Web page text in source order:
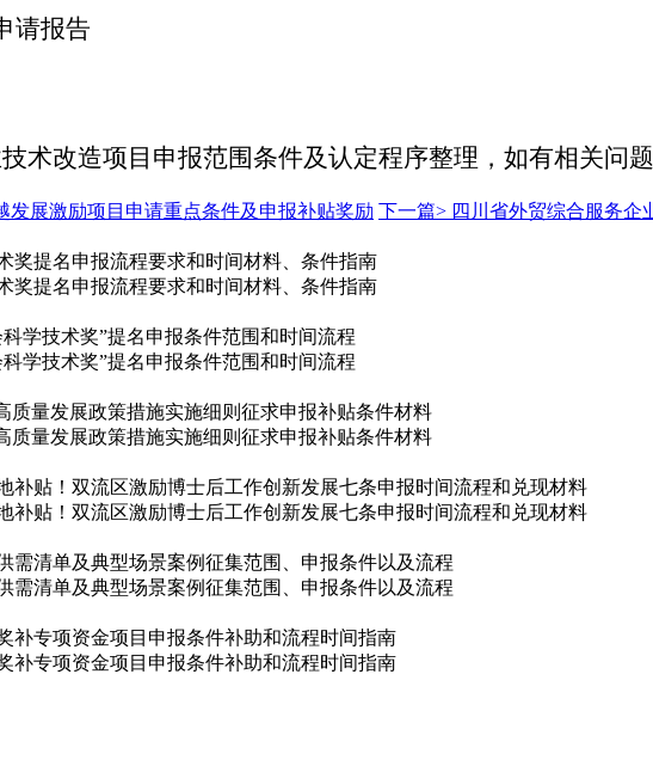
请报告
术改造项目申报范围条件及认定程序整理，如有相关问
发展激励项目申请重点条件及申报补贴奖励 下一篇> 四川省外贸综合服务企
奖提名申报流程要求和时间材料、条件指南
奖提名申报流程要求和时间材料、条件指南
学技术奖”提名申报条件范围和时间流程
学技术奖”提名申报条件范围和时间流程
质量发展政策措施实施细则征求申报补贴条件材料
质量发展政策措施实施细则征求申报补贴条件材料
补贴！双流区激励博士后工作创新发展七条申报时间流程和兑现材料
补贴！双流区激励博士后工作创新发展七条申报时间流程和兑现材料
需清单及典型场景案例征集范围、申报条件以及流程
需清单及典型场景案例征集范围、申报条件以及流程
补专项资金项目申报条件补助和流程时间指南
补专项资金项目申报条件补助和流程时间指南